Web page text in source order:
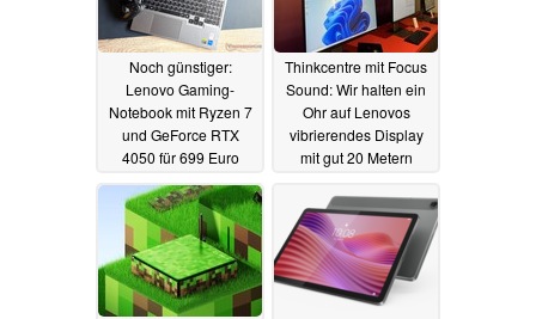
Noch günstiger:
Lenovo Gaming-
Notebook mit Ryzen 7
und GeForce RTX
4050 für 699 Euro
25.03.2025
Thinkcentre mit Focus
Sound: Wir halten ein
Ohr auf Lenovos
vibrierendes Display
mit gut 20 Metern